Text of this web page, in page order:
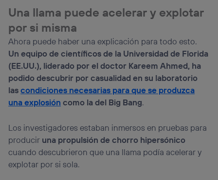
Una llama puede acelerar y explotar
por si misma
Ahora puede haber una explicación para todo esto.
Un equipo de científicos de la Universidad de Florida
(EE.UU.), liderado por el doctor Kareem Ahmed, ha
podido descubrir por casualidad en su laboratorio
lascondiciones necesarias para que se produzca
una explosión como la del Big Bang.
Los investigadores estaban inmersos en pruebas para
producir una propulsión de chorro hipersónico
cuando descubrieron que una llama podía acelerar y
explotar por si sola.
actividades de navegación de los miembros del hogar
que hayan dado su consentimiento.
Si utilizas
datos móviles
, el marketing será más
personalizado, ya que se basará únicamente en la
navegación del usuario del móvil.
Puedes gestionar los consentimientos Utiq seleccionando
“Administrar Utiq” en la parte inferior de esta página web o
visitando el portal de privacidad de Utiq
(“consenthub”). Para más información, consulta
la política de privacidad de Utiq.